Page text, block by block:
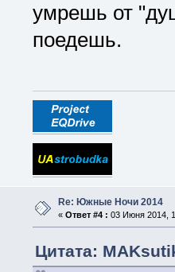
умрешь от
поедешь.
Re: Южные Ночи 2014
« Ответ #4 : 03 Июня 2014,
Цитата: